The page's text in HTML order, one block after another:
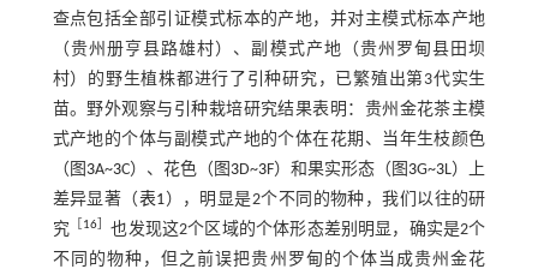
查点包括全部引证模式标本的产地，并对主模式标本产地
（贵州册亨县路雄村）、副模式产地（贵州罗甸县田坝
村）的野生植株都进行了引种研究，已繁殖出第3代实生
苗。野外观察与引种栽培研究结果表明：贵州金花茶主模
式产地的个体与副模式产地的个体在花期、当年生枝颜色
（图 3A~3C）、花色（图 3D~3F）和果实形态（图 3G~3L）上
差异显著（ 表1 ），明显是2个不同的物种，我们以往的研
究
16］也发现这2个区域的个体形态差别明显，确实是2个
不同的物种，但之前误把贵州罗甸的个体当成贵州金花